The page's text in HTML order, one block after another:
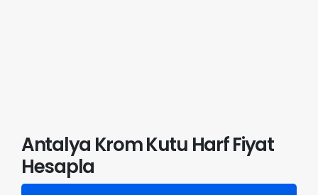
Antalya Krom Kutu Harf Fiyat
Hesapla